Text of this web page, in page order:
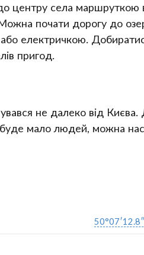
центру села маршруткою
почати дорогу до
електричкою.
пригод.
не далеко від Києва.
буде мало людей, можна